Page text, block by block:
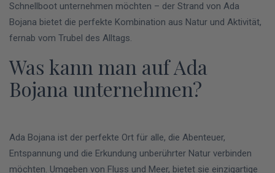
Schnellboot unternehmen möchten – der Strand von Ada
Bojana bietet die perfekte Kombination aus Natur und Aktivität,
fernab vom Trubel des Alltags.
Was kann man auf Ada
Bojana unternehmen?
Ada Bojana ist der perfekte Ort für alle, die Abenteuer,
Entspannung und die Erkundung unberührter Natur verbinden
möchten. Umgeben von Fluss und Meer, bietet sie einzigartige